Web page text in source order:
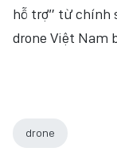
hỗ trợ” từ chính
drone Việt Nam
drone